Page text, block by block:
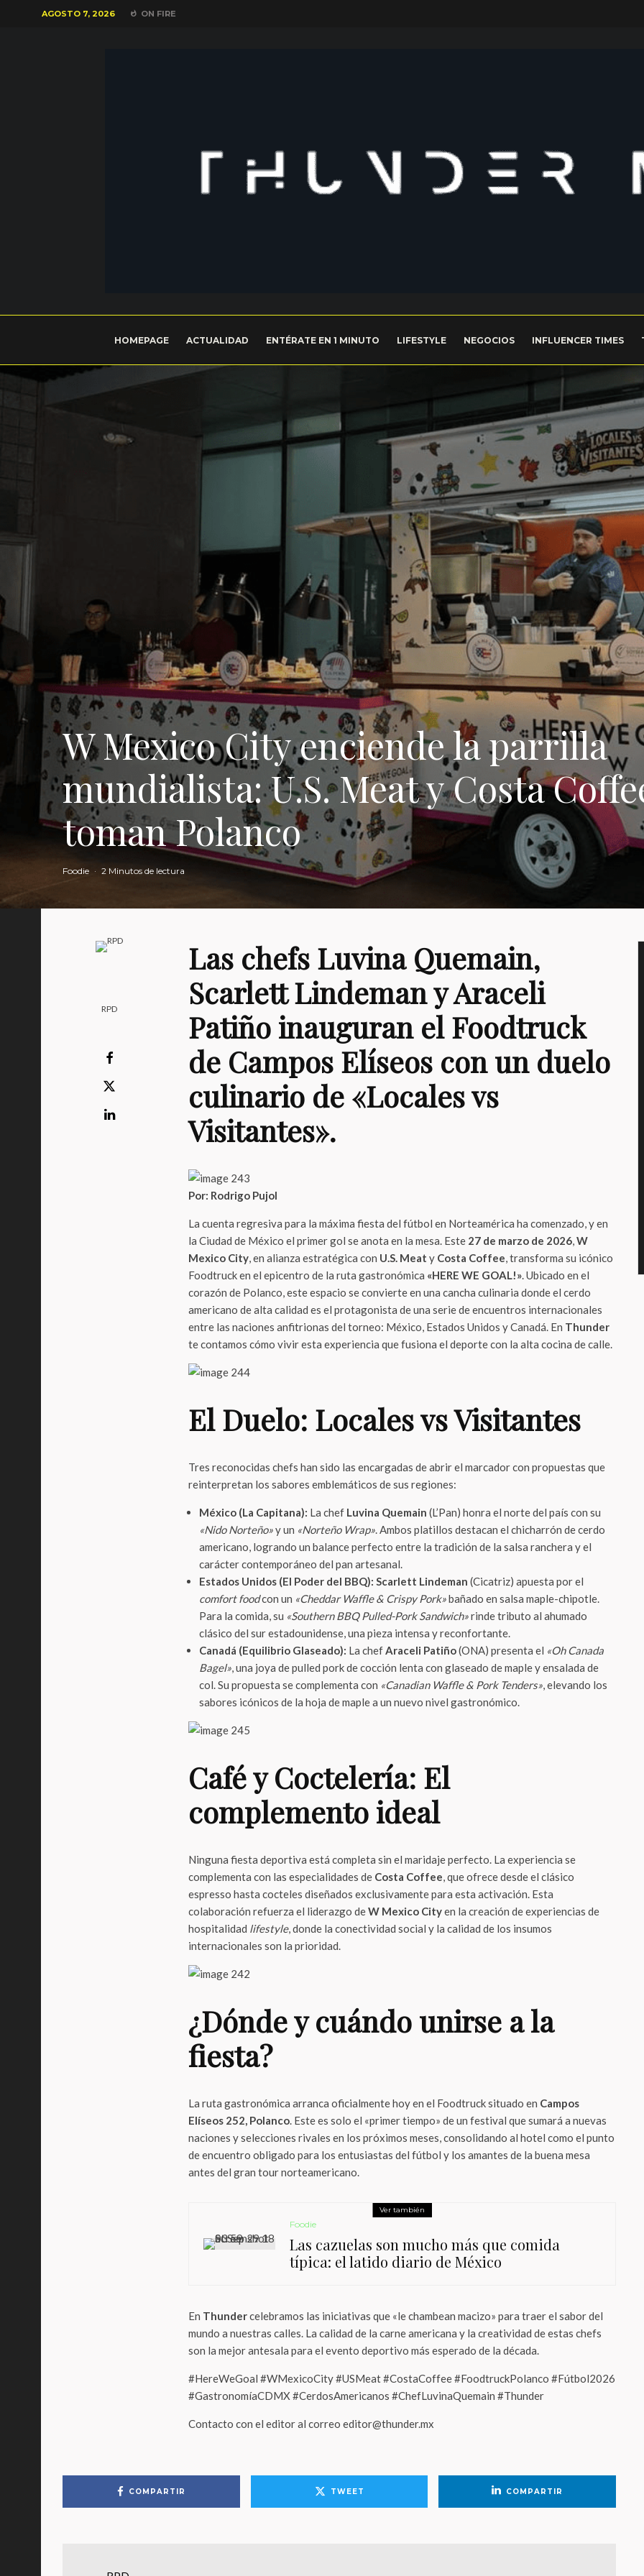
AGOSTO 7, 2026 ON FIRE
HOMEPAGE ACTUALIDAD ENTÉRATE EN 1 MINUTO LIFESTYLE NEGOCIOS INFLUENCER TIMES
W Mexico City enciende la parrilla
mundialista: U.S. Meat y Costa
toman Polanco
Foodie · 2 Minutos de lectura
RPD
Las chefs Luvina Quemain,
Scarlett Lindeman y Araceli
Patiño inauguran el Foodtruck
de Campos Elíseos con un duelo
culinario de «Locales vs
Visitantes».
Por: Rodrigo Pujol
La cuenta regresiva para la máxima fiesta del fútbol en Norteamérica ha comenzado, y en
la Ciudad de México el primer gol se anota en la mesa. Este 27 de marzo de 2026,W
Mexico City, en alianza estratégica con U.S. Meat y Costa Coffee, transforma su icónico
Foodtruck en el epicentro de la ruta gastronómica «HERE WE GOAL!». Ubicado en el
corazón de Polanco, este espacio se convierte en una cancha culinaria donde el cerdo
americano de alta calidad es el protagonista de una serie de encuentros internacionales
entre las naciones anfitrionas del torneo: México, Estados Unidos y Canadá. En Thunder
te contamos cómo vivir esta experiencia que fusiona el deporte con la alta cocina de calle.
El Duelo: Locales vs Visitantes
Tres reconocidas chefs han sido las encargadas de abrir el marcador con propuestas que
reinterpretan los sabores emblemáticos de sus regiones:
México (La Capitana): La chef Luvina Quemain (L’Pan) honra el norte del país con su
«Nido Norteño»y un «Norteño Wrap». Ambos platillos destacan el chicharrón de cerdo
americano, logrando un balance perfecto entre la tradición de la salsa ranchera y el
carácter contemporáneo del pan artesanal.
Estados Unidos (El Poder del BBQ): Scarlett Lindeman (Cicatriz) apuesta por el
comfort foodcon un «Cheddar Waffle & Crispy Pork»bañado en salsa maple-chipotle.
Para la comida, su «Southern BBQ Pulled-Pork Sandwich»rinde tributo al ahumado
clásico del sur estadounidense, una pieza intensa y reconfortante.
Canadá (Equilibrio Glaseado): La chefAraceli Patiño(ONA) presenta el «Oh Canada
Bagel», una joya de pulled pork de cocción lenta con glaseado de maple y ensalada de
col. Su propuesta se complementa con «Canadian Waffle & Pork Tenders», elevando los
sabores icónicos de la hoja de maple a un nuevo nivel gastronómico.
Café y Coctelería: El
complemento ideal
Ninguna fiesta deportiva está completa sin el maridaje perfecto. La experiencia se
complementa con las especialidades de Costa Coffee, que ofrece desde el clásico
espresso hasta cocteles diseñados exclusivamente para esta activación. Esta
colaboración refuerza el liderazgo deW Mexico Cityen la creación de experiencias de
hospitalidad lifestyle, donde la conectividad social y la calidad de los insumos
internacionales son la prioridad.
¿Dónde y cuándo unirse a la
fiesta?
La ruta gastronómica arranca oficialmente hoy en el Foodtruck situado en Campos
Elíseos 252, Polanco. Este es solo el «primer tiempo» de un festival que sumará a nuevas
naciones y selecciones rivales en los próximos meses, consolidando al hotel como el punto
de encuentro obligado para los entusiastas del fútbol y los amantes de la buena mesa
antes del gran tour norteamericano.
Ver también
Foodie
Las cazuelas son mucho más que comida
típica: el latido diario de México
En Thundercelebramos las iniciativas que «le chambean macizo» para traer el sabor del
mundo a nuestras calles. La calidad de la carne americana y la creatividad de estas chefs
son la mejor antesala para el evento deportivo más esperado de la década.
#HereWeGoal #WMexicoCity #USMeat #CostaCoffee #FoodtruckPolanco #Fútbol2026
#GastronomíaCDMX #CerdosAmericanos #ChefLuvinaQuemain #Thunder
Contacto con el editor al correo editor@thunder.mx
COMPARTIR TWEET COMPARTIR